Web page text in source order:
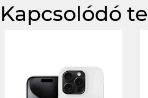
Kapcsolódó